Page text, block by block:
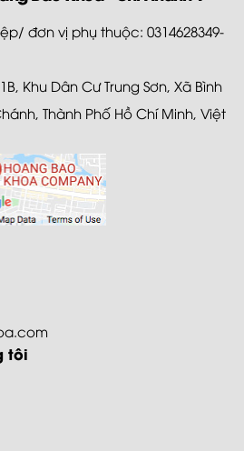
đơn vị phụ thuộc: 0314628349-
Khu Dân Cư Trung Sơn, Xã Bình
Thành Phố Hồ Chí Minh, Việt
tôi